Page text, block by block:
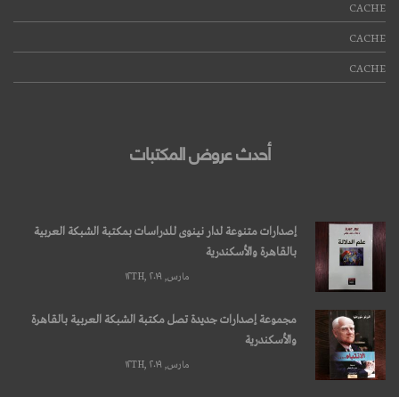
CACHE
CACHE
CACHE
أحدث عروض المكتبات
إصدارات متنوعة لدار نينوى للدراسات بمكتبة الشبكة العربية
بالقاهرة والأسكندرية
مارس, ۱۲TH, ۲۰۱۹
مجموعة إصدارات جديدة تصل مكتبة الشبكة العربية بالقاهرة
والأسكندرية
مارس, ۱۲TH, ۲۰۱۹